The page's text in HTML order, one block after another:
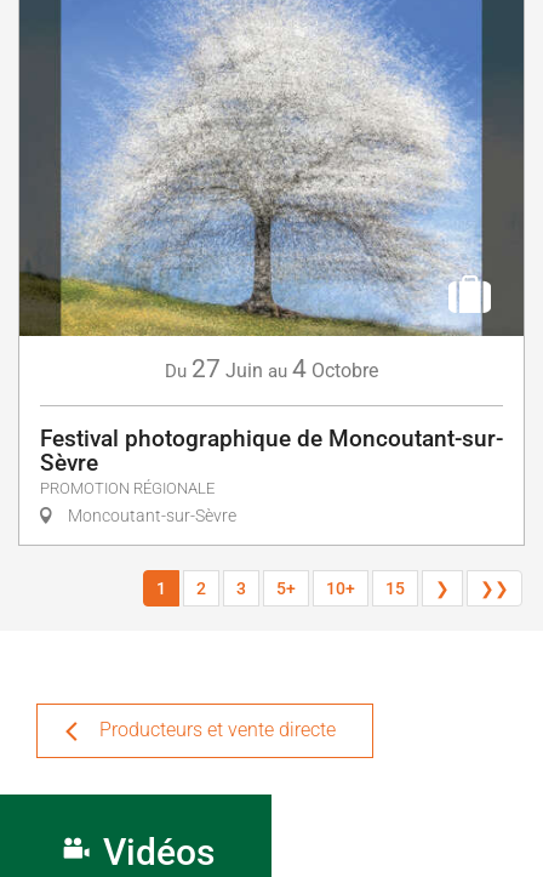
Du 27 Juin au 4 Octobre
Festival photographique de Moncoutant-sur-
Sèvre
PROMOTION RÉGIONALE
Moncoutant-sur-Sèvre
1 2 3 5+ 10+ 15 ❯ ❯❯
Producteurs et vente directe
Vidéos